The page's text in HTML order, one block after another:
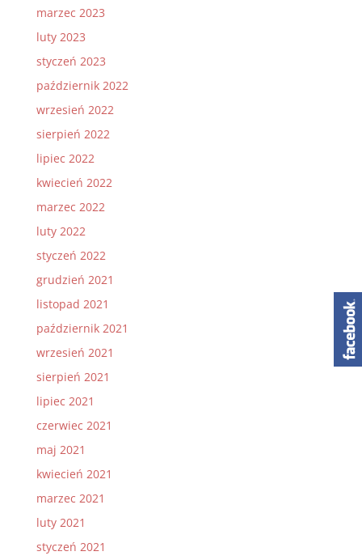
marzec 2023
luty 2023
styczeń 2023
październik 2022
wrzesień 2022
sierpień 2022
lipiec 2022
kwiecień 2022
marzec 2022
luty 2022
styczeń 2022
grudzień 2021
listopad 2021
październik 2021
wrzesień 2021
sierpień 2021
lipiec 2021
czerwiec 2021
maj 2021
kwiecień 2021
marzec 2021
luty 2021
styczeń 2021